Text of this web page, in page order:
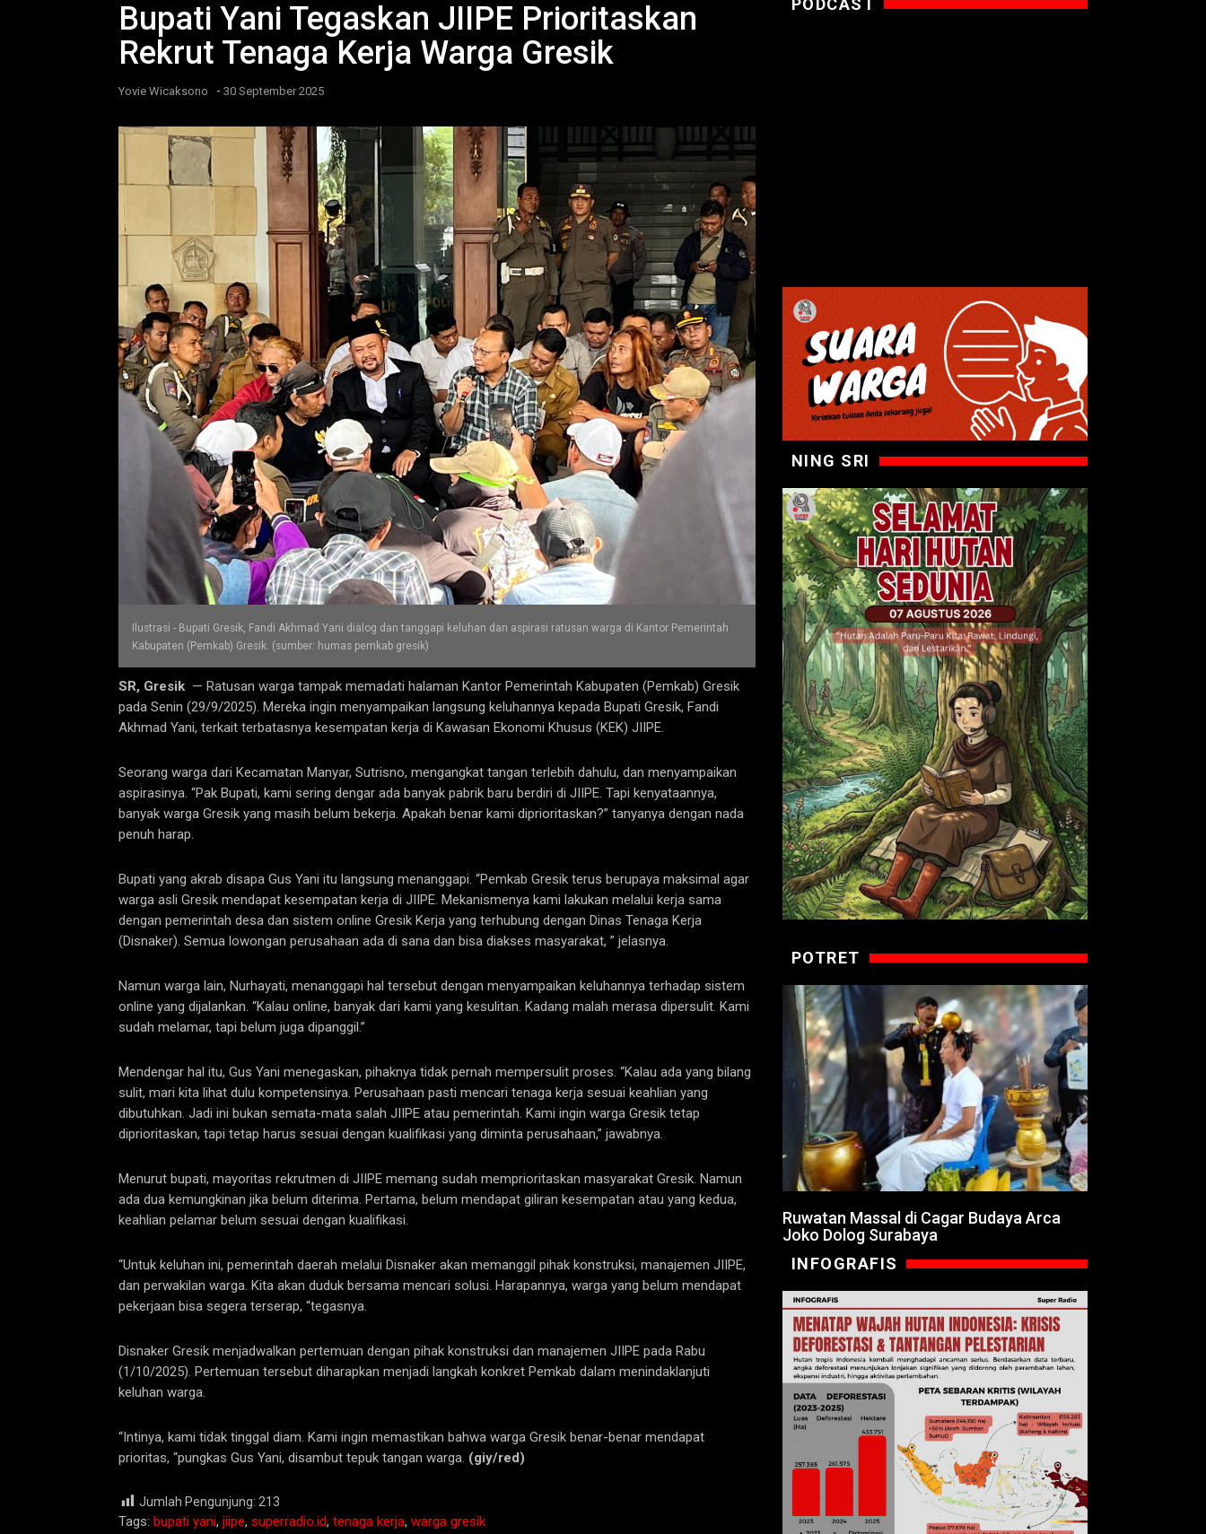
Bupati Yani Tegaskan JIIPE Prioritaskan
Rekrut Tenaga Kerja Warga Gresik
Yovie Wicaksono - 30 September 2025
Ilustrasi - Bupati Gresik, Fandi Akhmad Yani dialog dan tanggapi keluhan dan aspirasi ratusan warga di Kantor Pemerintah
Kabupaten (Pemkab) Gresik. (sumber: humas pemkab gresik)
SR, Gresik — Ratusan warga tampak memadati halaman Kantor Pemerintah Kabupaten (Pemkab) Gresik
pada Senin (29/9/2025). Mereka ingin menyampaikan langsung keluhannya kepada Bupati Gresik, Fandi
Akhmad Yani, terkait terbatasnya kesempatan kerja di Kawasan Ekonomi Khusus (KEK) JIIPE.
Seorang warga dari Kecamatan Manyar, Sutrisno, mengangkat tangan terlebih dahulu, dan menyampaikan
aspirasinya. “Pak Bupati, kami sering dengar ada banyak pabrik baru berdiri di JIIPE. Tapi kenyataannya,
banyak warga Gresik yang masih belum bekerja. Apakah benar kami diprioritaskan?” tanyanya dengan nada
penuh harap.
Bupati yang akrab disapa Gus Yani itu langsung menanggapi. “Pemkab Gresik terus berupaya maksimal agar
warga asli Gresik mendapat kesempatan kerja di JIIPE. Mekanismenya kami lakukan melalui kerja sama
dengan pemerintah desa dan sistem online Gresik Kerja yang terhubung dengan Dinas Tenaga Kerja
(Disnaker). Semua lowongan perusahaan ada di sana dan bisa diakses masyarakat, ” jelasnya.
Namun warga lain, Nurhayati, menanggapi hal tersebut dengan menyampaikan keluhannya terhadap sistem
online yang dijalankan. “Kalau online, banyak dari kami yang kesulitan. Kadang malah merasa dipersulit. Kami
sudah melamar, tapi belum juga dipanggil.”
Mendengar hal itu, Gus Yani menegaskan, pihaknya tidak pernah mempersulit proses. “Kalau ada yang bilang
sulit, mari kita lihat dulu kompetensinya. Perusahaan pasti mencari tenaga kerja sesuai keahlian yang
dibutuhkan. Jadi ini bukan semata-mata salah JIIPE atau pemerintah. Kami ingin warga Gresik tetap
diprioritaskan, tapi tetap harus sesuai dengan kualifikasi yang diminta perusahaan,” jawabnya.
Menurut bupati, mayoritas rekrutmen di JIIPE memang sudah memprioritaskan masyarakat Gresik. Namun
ada dua kemungkinan jika belum diterima. Pertama, belum mendapat giliran kesempatan atau yang kedua,
keahlian pelamar belum sesuai dengan kualifikasi.
“Untuk keluhan ini, pemerintah daerah melalui Disnaker akan memanggil pihak konstruksi, manajemen JIIPE,
dan perwakilan warga. Kita akan duduk bersama mencari solusi. Harapannya, warga yang belum mendapat
pekerjaan bisa segera terserap, “tegasnya.
Disnaker Gresik menjadwalkan pertemuan dengan pihak konstruksi dan manajemen JIIPE pada Rabu
(1/10/2025). Pertemuan tersebut diharapkan menjadi langkah konkret Pemkab dalam menindaklanjuti
keluhan warga.
“Intinya, kami tidak tinggal diam. Kami ingin memastikan bahwa warga Gresik benar-benar mendapat
prioritas, “pungkas Gus Yani, disambut tepuk tangan warga. (giy/red)
Jumlah Pengunjung: 213
Tags: bupati yani, jiipe, superradio.id, tenaga kerja, warga gresik
PODCAST
NING SRI
POTRET
Ruwatan Massal di Cagar Budaya Arca
Joko Dolog Surabaya
INFOGRAFIS